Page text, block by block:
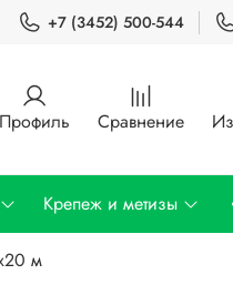
+7 (3452) 500-544
Профиль Сравнение
Крепеж и метизы
м